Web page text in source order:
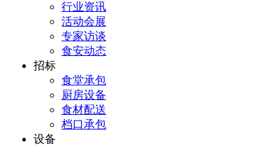
行业资讯
活动会展
专家访谈
食安动态
招标
食堂承包
厨房设备
食材配送
档口承包
设备